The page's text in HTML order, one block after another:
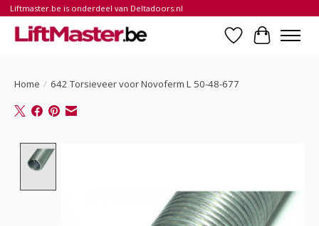
Liftmaster.be is onderdeel van Deltadoors.nl
Verlanglijst
Home / 642 Torsieveer voor Novoferm L 50-48-677